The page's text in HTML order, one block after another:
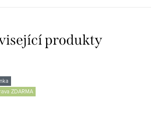
produkty
ZDARMA